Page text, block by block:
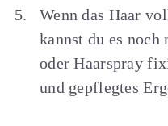
Wenn das Haar
kannst du es
oder Haarspray
und gepflegtes